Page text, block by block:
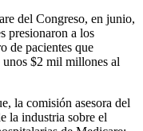
del Congreso, en junio,
presionaron a los
de pacientes que
unos $2 mil millones al
la comisión asesora del
la industria sobre el